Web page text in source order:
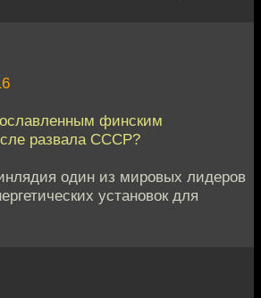
финским
развала СССР?
один из мировых лидеров
установок для